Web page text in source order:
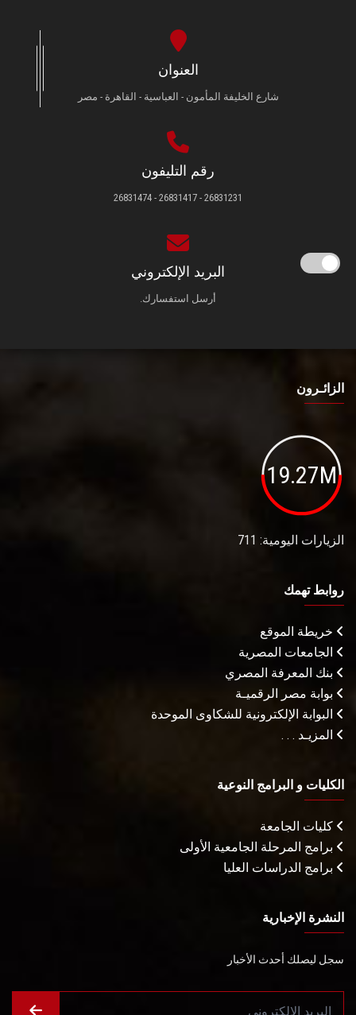
العنوان
شارع الخليفة المأمون - العباسية - القاهرة - مصر
رقم التليفون
26831231 - 26831417 - 26831474
البريد الإلكتروني
أرسل استفسارك.
الزائـرون
19.27M
الزيارات اليومية: 711
روابط تهمك
خريطة الموقع
الجامعات المصرية
بنك المعرفة المصري
بوابة مصر الرقميـة
البوابة الإلكترونية للشكاوى الموحدة
المزيـد . . .
الكليات و البرامج النوعية
كليات الجامعة
برامج المرحلة الجامعية الأولى
برامج الدراسات العليا
النشرة الإخبارية
سجل ليصلك أحدث الأخبار